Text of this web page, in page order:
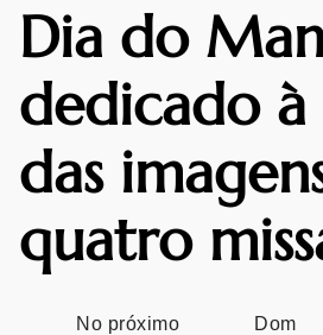
Dia do
dedicado
das
quatro
No próximo
Dom